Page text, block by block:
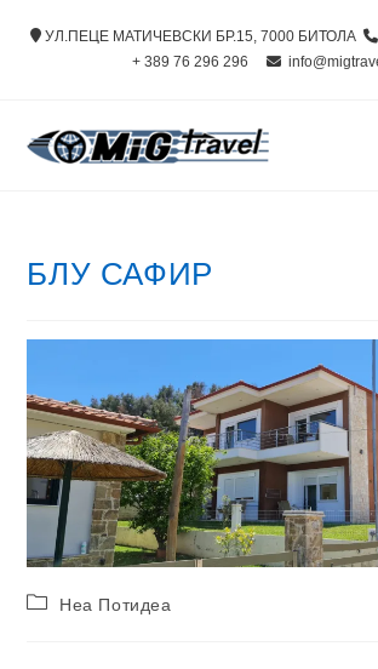
УЛ.ПЕЦЕ МАТИЧЕВСКИ БР.15, 7000 БИТОЛА
+ 389 76 296 296
БЛУ САФИР
PostНеа Потидеа